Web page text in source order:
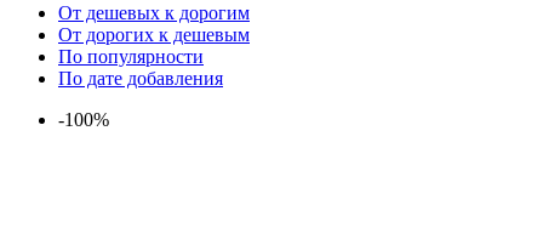
От дешевых к дорогим
От дорогих к дешевым
По популярности
По дате добавления
-100%